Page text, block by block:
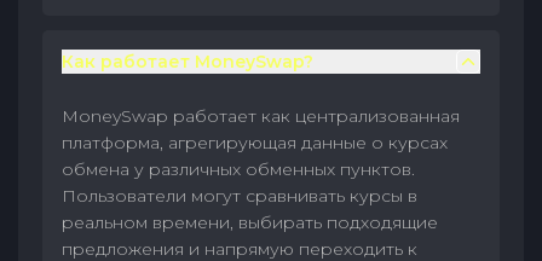
Как работает MoneySwap?
MoneySwap работает как централизованная
платформа, агрегирующая данные о курсах
обмена у различных обменных пунктов.
Пользователи могут сравнивать курсы в
реальном времени, выбирать подходящие
предложения и напрямую переходить к